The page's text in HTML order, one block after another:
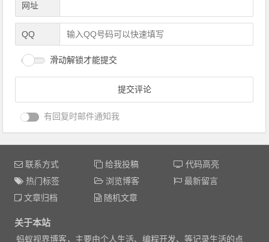
网址
QQ
滑动解锁才能提交
有回复时邮件通知我
联系方式 给我投稿
代码高亮
热门标签
浏览博客
最新留言
文章归档
随机文章
关于本站
蚂蚁视界博客，主要由个人生活、编程开发、等记录生活的点